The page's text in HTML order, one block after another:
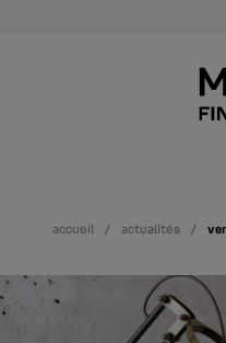
accueil actualités